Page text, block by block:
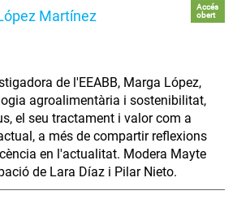
Martínez
Accés
obert
de l'EEABB, Marga López,
agroalimentària i sostenibilitat,
el seu tractament i valor com a
a més de compartir reflexions
en l'actualitat. Modera Mayte
de Lara Díaz i Pilar Nieto.